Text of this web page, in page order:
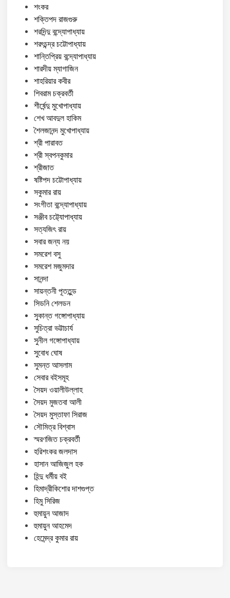
শংকর
শক্তিপদ রাজগুরু
শরদিন্দু বন্দ্যোপাধ্যায়
শরৎচন্দ্র চট্টোপাধ্যায়
শান্তিপ্রিয় বন্দ্যোপাধ্যায়
শারদীয় ম্যাগাজিন
শাহরিয়ার কবীর
শিবরাম চক্রবর্তী
শীর্ষেন্দু মুখোপাধ্যায়
শেখ আবদুল হাকিম
শৈলজানন্দ মুখোপাধ্যায়
শ্রী পারাবত
শ্রী স্বপনকুমার
শ্রীজাত
ষষ্টিপদ চট্টোপাধ্যায়
সকুমার রায়
সংগীতা বন্দ্যোপাধ্যায়
সঞ্জীব চট্ট্যোপাধ্যায়
সত্যজিৎ রায়
সবার জন্য নয়
সমরেশ বসু
সমরেশ মজুমদার
সানন্দা
সায়ন্তনী পূততুন্ড
সিডনি শেলডন
সুকান্ত গঙ্গোপাধ্যায়
সুচিত্রা ভট্টাচার্য
সুনীল গঙ্গোপাধ্যায়
সুবোধ ঘোষ
সুমন্ত আসলাম
সেবার বইসমূহ
সৈয়দ ওয়ালীউল্লাহ
সৈয়দ মুজতবা আলী
সৈয়দ মুস্তাফা সিরাজ
সৌমিত্র বিশ্বাস
স্মরণজিত চক্রবর্তী
হরিশংকর জলদাস
হাসান আজিজুল হক
হিন্দু ধর্মীয় বই
হিমাদ্রীকিশোর দাশগুপ্ত
হিমু সিরিজ
হুমায়ুন আজাদ
হুমায়ুন আহমেদ
হেমেন্দ্র কুমার রায়